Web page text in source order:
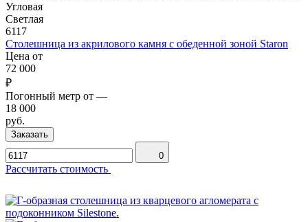
Угловая
Светлая
6117
Столешница из акрилового камня с обеденной зоной Staron
Цена от
72 000
₽
Погонный метр от —
18 000
руб.
Заказать
0
Рассчитать стоимость